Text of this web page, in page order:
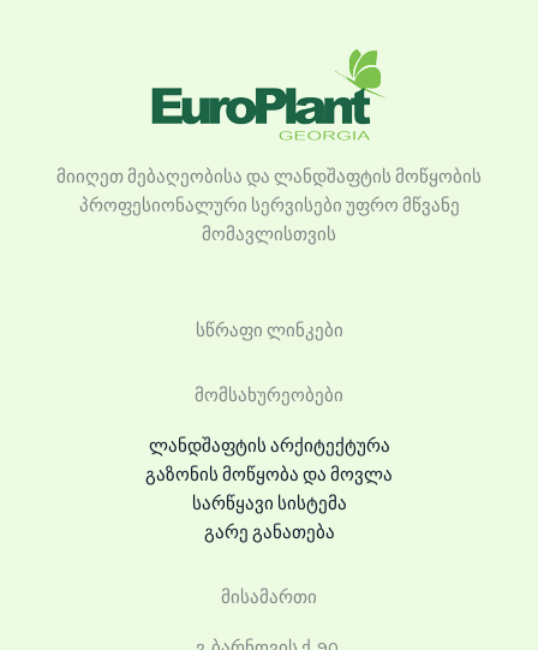
მიიღეთ მებაღეობისა და ლანდშაფტის მოწყობის
პროფესიონალური სერვისები უფრო მწვანე
მომავლისთვის
სწრაფი ლინკები
მომსახურეობები
ლანდშაფტის არქიტექტურა
გაზონის მოწყობა და მოვლა
სარწყავი სისტემა
გარე განათება
მისამართი